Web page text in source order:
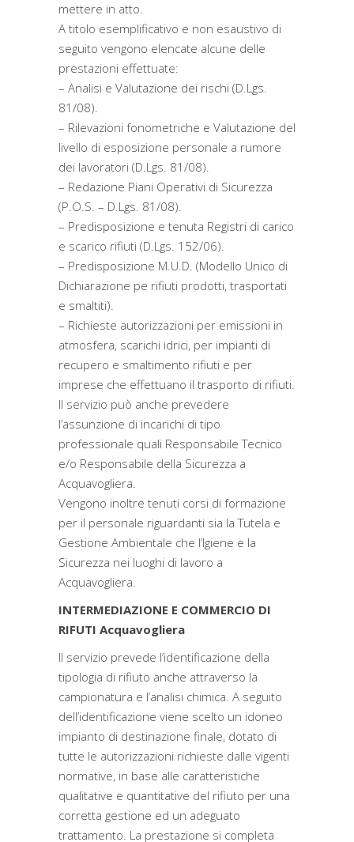
mettere in atto.
A titolo esemplificativo e non esaustivo di
seguito vengono elencate alcune delle
prestazioni effettuate:
– Analisi e Valutazione dei rischi (D.Lgs.
81/08).
– Rilevazioni fonometriche e Valutazione del
livello di esposizione personale a rumore
dei lavoratori (D.Lgs. 81/08).
– Redazione Piani Operativi di Sicurezza
(P.O.S. – D.Lgs. 81/08).
– Predisposizione e tenuta Registri di carico
e scarico rifiuti (D.Lgs. 152/06).
– Predisposizione M.U.D. (Modello Unico di
Dichiarazione pe rifiuti prodotti, trasportati
e smaltiti).
– Richieste autorizzazioni per emissioni in
atmosfera, scarichi idrici, per impianti di
recupero e smaltimento rifiuti e per
imprese che effettuano il trasporto di rifiuti.
Il servizio può anche prevedere
l’assunzione di incarichi di tipo
professionale quali Responsabile Tecnico
e/o Responsabile della Sicurezza a
Acquavogliera.
Vengono inoltre tenuti corsi di formazione
per il personale riguardanti sia la Tutela e
Gestione Ambientale che l’Igiene e la
Sicurezza nei luoghi di lavoro a
Acquavogliera.
INTERMEDIAZIONE E COMMERCIO DI
RIFUTI Acquavogliera
Il servizio prevede l’identificazione della
tipologia di rifiuto anche attraverso la
campionatura e l’analisi chimica. A seguito
dell’identificazione viene scelto un idoneo
impianto di destinazione finale, dotato di
tutte le autorizzazioni richieste dalle vigenti
normative, in base alle caratteristiche
qualitative e quantitative del rifiuto per una
corretta gestione ed un adeguato
trattamento. La prestazione si completa